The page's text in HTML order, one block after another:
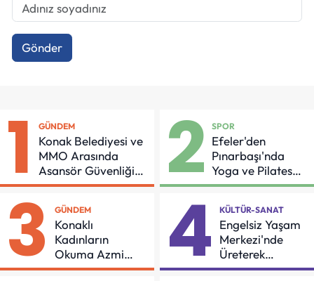
Gönder
1 GÜNDEM
Konak Belediyesi ve
MMO Arasında
Asansör Güvenliği
İçin Önemli Protokol
2 SPOR
Efeler'den
Pınarbaşı'nda
Yoga ve Pilates
Buluşması
3 GÜNDEM
Konaklı
Kadınların
Okuma Azmi
Örnek Oldu
4 KÜLTÜR-SANAT
Engelsiz Yaşam
Merkezi'nde
Üreterek
Güçleniyorlar